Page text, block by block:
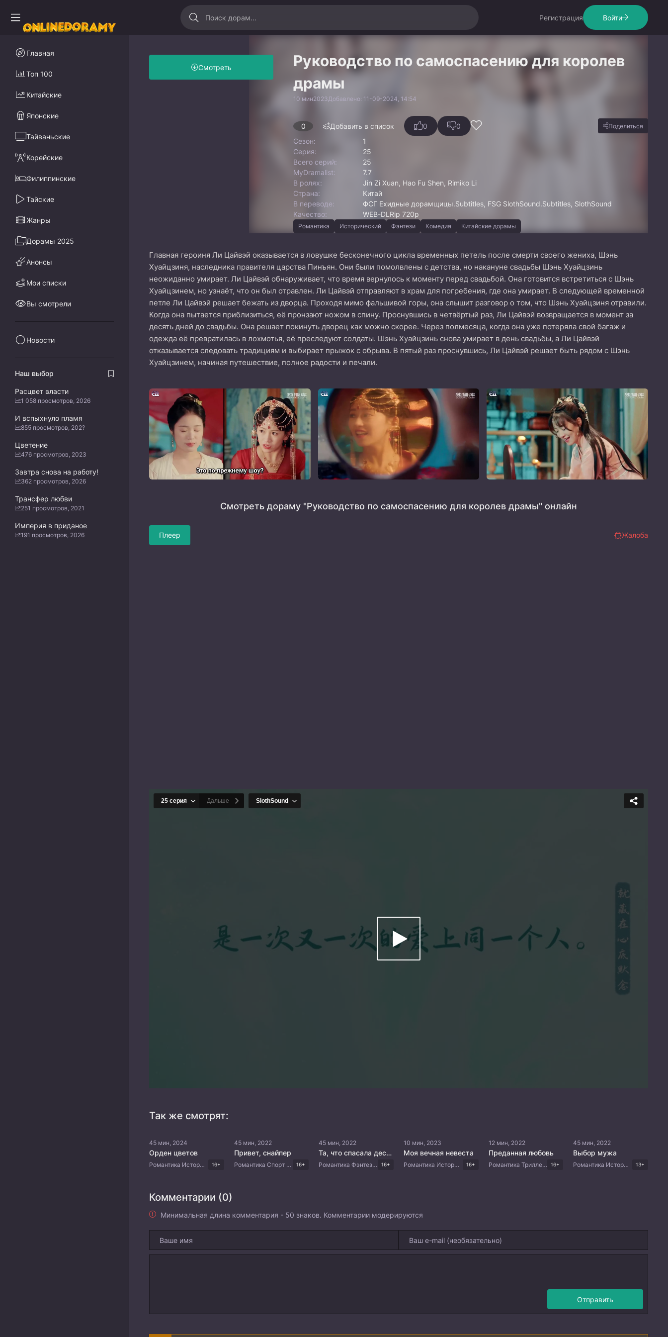
Регистрация Войти
Руководство по самоспасению для королев
драмы
10 мин2023Добавлено: 11-09-2024, 14:54
Смотреть
0 Добавить в список 0 0 Поделиться
Сезон:
1
Серия:
25
Всего серий:
25
MyDramalist:
7.7
В ролях:
Jin Zi Xuan, Hao Fu Shen, Rimiko Li
Страна:
Китай
В переводе:
ФСГ Ехидные дорамщицы.Subtitles, FSG SlothSound.Subtitles, SlothSound
Качество:
WEB-DLRip 720p
Романтика Исторический Фэнтези Комедия Китайские дорамы
Главная героиня Ли Цайвэй оказывается в ловушке бесконечного цикла временных петель после смерти своего жениха, Шэнь
Хуайцзиня, наследника правителя царства Пинъян. Они были помолвлены с детства, но накануне свадьбы Шэнь Хуайцзинь
неожиданно умирает. Ли Цайвэй обнаруживает, что время вернулось к моменту перед свадьбой. Она готовится встретиться с Шэнь
Хуайцзинем, но узнаёт, что он был отравлен. Ли Цайвэй отправляют в храм для погребения, где она умирает. В следующей временной
петле Ли Цайвэй решает бежать из дворца. Проходя мимо фальшивой горы, она слышит разговор о том, что Шэнь Хуайцзиня отравили.
Когда она пытается приблизиться, её пронзают ножом в спину. Проснувшись в четвёртый раз, Ли Цайвэй возвращается в момент за
десять дней до свадьбы. Она решает покинуть дворец как можно скорее. Через полмесяца, когда она уже потеряла свой багаж и
одежда её превратилась в лохмотья, её преследуют солдаты. Шэнь Хуайцзинь снова умирает в день свадьбы, а Ли Цайвэй
отказывается следовать традициям и выбирает прыжок с обрыва. В пятый раз проснувшись, Ли Цайвэй решает быть рядом с Шэнь
Хуайцзинем, начиная путешествие, полное радости и печали.
Смотреть дораму "Руководство по самоспасению для королев драмы" онлайн
Плеер Жалоба
Так же смотрят:
45 мин, 2024
Орден цветов
Романтика Исторический Фэнтези Триллер Китайские дорамы 16+
45 мин, 2022
Привет, снайпер
Романтика Спорт Комедия Китайские дорамы 16+
45 мин, 2022
Та, что спасала десять тысяч раз
Романтика Фэнтези Комедия Китайские дорамы 16+
10 мин, 2023
Моя вечная невеста
Романтика Исторический Китайские дорамы 16+
12 мин, 2022
Преданная любовь
Романтика Триллер Драма Китайские дорамы 16+
45 мин, 2022
Выбор мужа
Романтика Исторический Комедия Китайские дорамы 13+
Комментарии (0)
Минимальная длина комментария - 50 знаков. Комментарии модерируются
Отправить
Главная
Топ 100
Китайские
Японские
Тайваньские
Корейские
Филиппинские
Тайские
Жанры
Дорамы 2025
Анонсы
Мои списки
Вы смотрели
Новости
Наш выбор
Расцвет власти
1 058 просмотров, 2026
И вспыхнуло пламя
855 просмотров, 202?
Цветение
476 просмотров, 2023
Завтра снова на работу!
362 просмотров, 2026
Трансфер любви
251 просмотров, 2021
Империя в приданое
191 просмотров, 2026